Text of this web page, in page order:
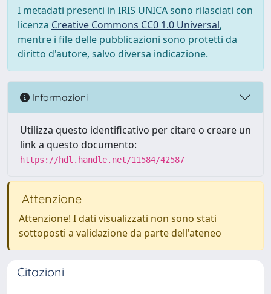
I metadati presenti in IRIS UNICA sono rilasciati con
licenza Creative Commons CC0 1.0 Universal,
mentre i file delle pubblicazioni sono protetti da
diritto d'autore, salvo diversa indicazione.
Informazioni
Utilizza questo identificativo per citare o creare un
link a questo documento:
https://hdl.handle.net/11584/42587
Attenzione
Attenzione! I dati visualizzati non sono stati
sottoposti a validazione da parte dell'ateneo
Citazioni